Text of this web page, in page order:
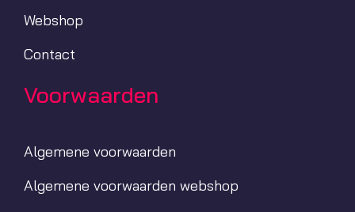
Webshop
Contact
Voorwaarden
Algemene voorwaarden
Algemene voorwaarden webshop